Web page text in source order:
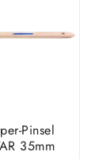
Pinsel
35mm